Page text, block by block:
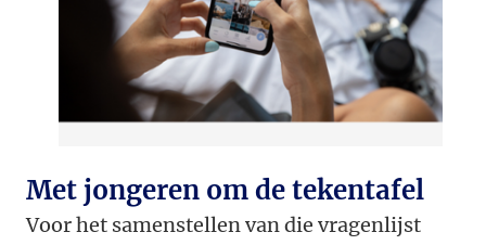
Met jongeren om de tekentafel
Voor het samenstellen van die vragenlijst